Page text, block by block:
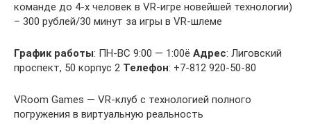
команде до 4-х человек в VR-игре новейшей технологии)
– 300 рублей/30 минут за игры в VR-шлеме
График работы: ПН-ВС 9:00 — 1:00ё Адрес: Лиговский
проспект, 50 корпус 2 Телефон: +7-812 920-50-80
VRoom Games — VR-клуб с технологией полного
погружения в виртуальную реальность